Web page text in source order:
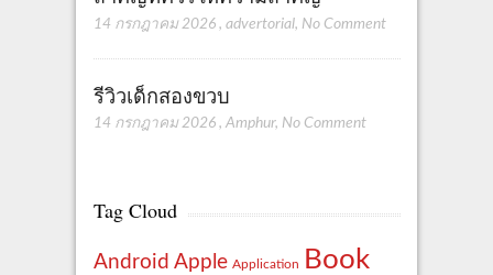
14 กรกฎาคม 2026 , advertorial, No Comment
รีวิวเด็กสองขวบ
14 กรกฎาคม 2026 , Amphur, No Comment
Tag Cloud
Android Apple Application Book